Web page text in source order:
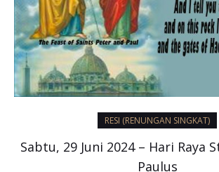
RESI (RENUNGAN SINGKAT)
Sabtu, 29 Juni 2024 – Hari Raya
Paulus